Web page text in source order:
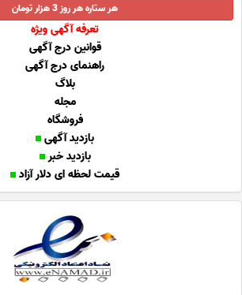
هر ستاره هر روز 3 هزار تومان
تعرفه آگهی ویژه
قوانین درج آگهی
راهنمای درج آگهی
بلاگ
مجله
فروشگاه
بازدید آگهی
بازدید خبر
قیمت لحظه ای دلار آزاد